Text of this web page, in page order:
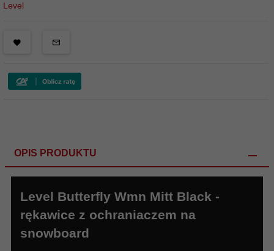
Level
OPIS PRODUKTU
Level Butterfly Wmn Mitt Black -
rękawice z ochraniaczem na
snowboard